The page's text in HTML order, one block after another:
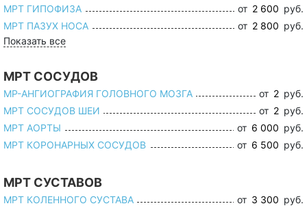
МРТ ГИПОФИЗА
от 2 600 руб.
МРТ ПАЗУХ НОСА
от 2 800 руб.
Показать все
МРТ СОСУДОВ
МР-АНГИОГРАФИЯ ГОЛОВНОГО МОЗГА от 2 руб.
МРТ СОСУДОВ ШЕИ
от 2 руб.
МРТ АОРТЫ
от 6 000 руб.
МРТ КОРОНАРНЫХ СОСУДОВ
от 6 500 руб.
МРТ СУСТАВОВ
МРТ КОЛЕННОГО СУСТАВА от 3 300 руб.